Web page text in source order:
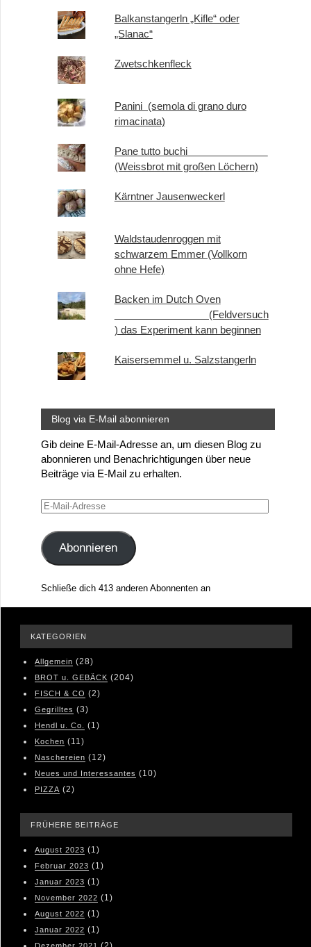
Balkanstangerln „Kifle“ oder
„Slanac“
Zwetschkenfleck
Panini (semola di grano duro
rimacinata)
Pane tutto buchi
(Weissbrot mit großen Löchern)
Kärntner Jausenweckerl
Waldstaudenroggen mit
schwarzem Emmer (Vollkorn
ohne Hefe)
Backen im Dutch Oven
(Feldversuch
) das Experiment kann beginnen
Kaisersemmel u. Salzstangerln
Blog via E-Mail abonnieren
Gib deine E-Mail-Adresse an, um diesen Blog zu
abonnieren und Benachrichtigungen über neue
Beiträge via E-Mail zu erhalten.
E-
Adresse
Abonnieren
Schließe dich 413 anderen Abonnenten an
KATEGORIEN
Allgemein (28)
BROT u. GEBÄCK (204)
FISCH & CO (2)
Gegrilltes (3)
Hendl u. Co. (1)
Kochen (11)
Naschereien (12)
Neues und Interessantes (10)
PIZZA (2)
FRÜHERE BEITRÄGE
August 2023 (1)
Februar 2023 (1)
Januar 2023 (1)
November 2022 (1)
August 2022 (1)
Januar 2022 (1)